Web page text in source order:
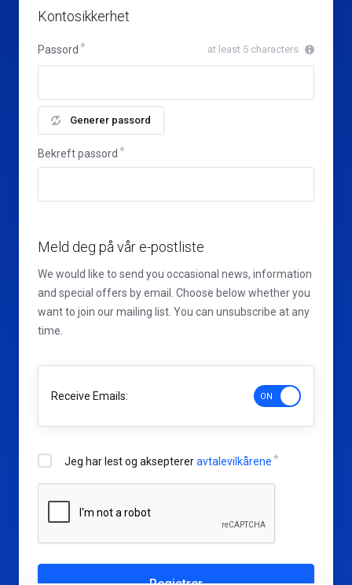
Kontosikkerhet
Passord at least 5 characters
Generer passord
Bekreft passord
Meld deg på vår e-postliste
We would like to send you occasional news, information
and special offers by email. Choose below whether you
want to join our mailing list. You can unsubscribe at any
time.
Receive Emails:
Jeg har lest og akseptereravtalevilkårene